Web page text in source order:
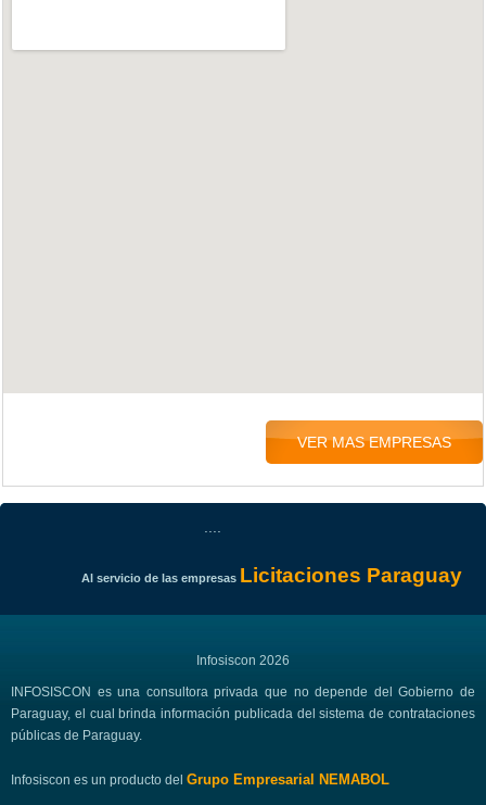
VER MAS EMPRESAS
Al servicio de las empresas Licitaciones Paraguay
Infosiscon 2026
INFOSISCON es una consultora privada que no depende del Gobierno de
Paraguay, el cual brinda información publicada del sistema de contrataciones
públicas de Paraguay.
Infosiscon es un producto del Grupo Empresarial NEMABOL